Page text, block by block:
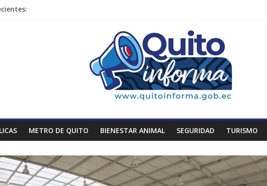
METRO DE QUITO BIENESTAR ANIMAL SEGURIDAD TURISMO